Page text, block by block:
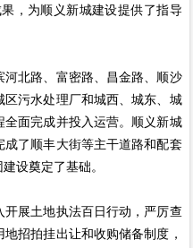
，为顺义新城建设提供了指导
北路、富密路、昌金路、顺沙
污水处理厂和城西、城东、城
面完成并投入运营。顺义新城
了顺丰大街等主干道路和配套
设奠定了基础。
展土地执法百日行动，严厉查
招拍挂出让和收购储备制度，